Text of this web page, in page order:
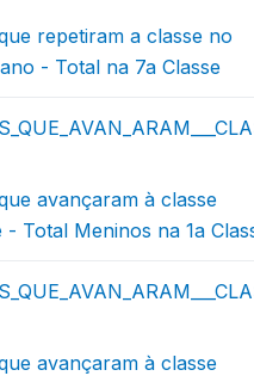
repetiram a classe no
- Total na 7a Classe
avançaram à classe
- Total Meninos na 1a
avançaram à classe